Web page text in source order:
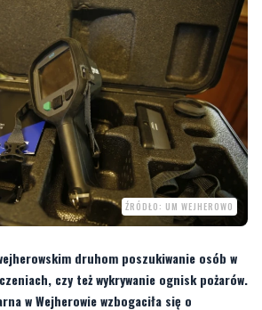
ŹRÓDŁO: UM WEJHEROWO
druhom poszukiwanie osób w
czy też wykrywanie ognisk pożarów.
Kamila Grotha, prezesa Ochotniczej Straży
Pollikeita, skarbnika OSP przekazał